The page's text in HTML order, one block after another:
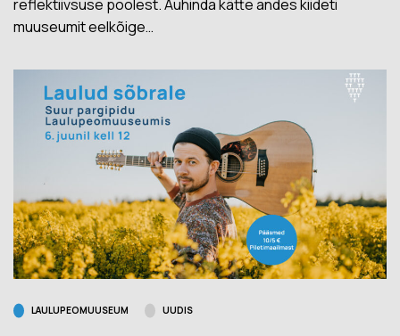
reflektiivsuse poolest. Auhinda kätte andes kiideti
muuseumit eelkõige…
LAULUPEOMUUSEUM UUDIS